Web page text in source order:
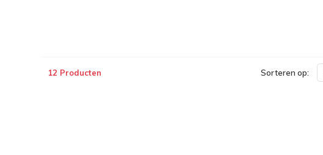
12 Producten Sorteren op: